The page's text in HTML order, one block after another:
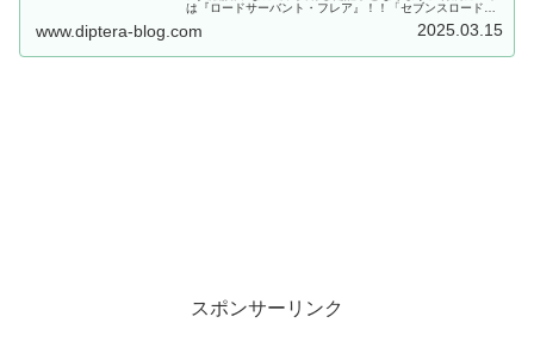
は『ロードサーバント・フレア』！！「セブンスロード」
ュデュエル】
www.diptera-blog.com 2025.03.15
スポンサーリンク